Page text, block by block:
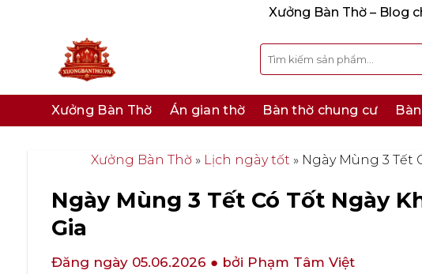
Xưởng Bàn Thờ – Blog
Tìm
kiếm:
Xưởng Bàn Thờ Án gian thờ Bàn thờ chung cư
Xưởng Bàn Thờ » Lịch ngày tốt » Ngày Mùng 3 Tết
Ngày Mùng 3 Tết Có Tốt Ngày
Gia
Đăng ngày 05.06.2026 ● bởi Phạm Tâm Việt